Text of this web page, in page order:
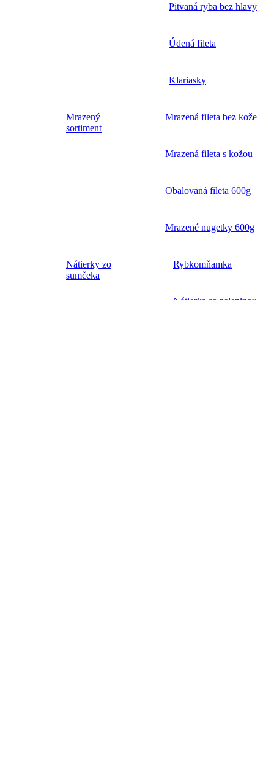
Pitvaná ryba bez hlavy
Údená fileta
Klariasky
Mrazený
sortiment
Mrazená fileta bez kože
Mrazená fileta s kožou
Obalovaná fileta 600g
Mrazené nugetky 600g
Nátierky zo
sumčeka
Rybkomňamka
Nátierka so zeleninou